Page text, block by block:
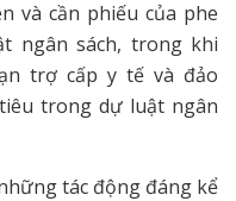
và cần phiếu của phe
ngân sách, trong khi
trợ cấp y tế và đảo
trong dự luật ngân
tác động đáng kể